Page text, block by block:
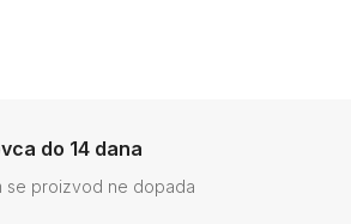
do 14 dana
se proizvod ne dopada